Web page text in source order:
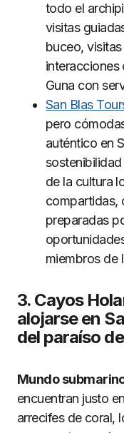
todo el
visitas
buceo,
interacciones
Guna con
San Blas
pero
auténtico en
de la cultura
compartidas,
preparadas
miembros de
3. Cayos
alojarse en
del paraíso
Mundo
encuentran justo
arrecifes de coral,